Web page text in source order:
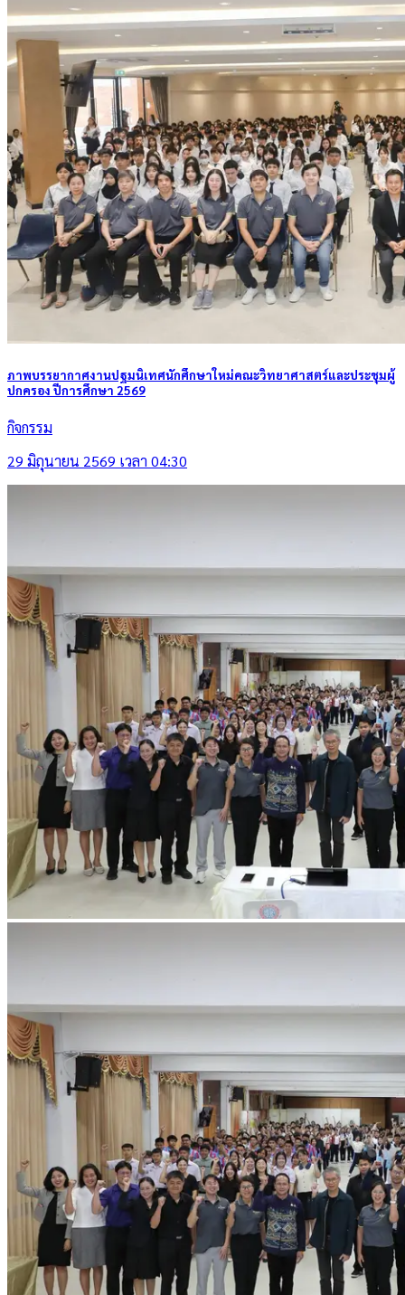
ภาพบรรยากาศงานปฐมนิเทศนักศึกษาใหม่คณะวิทยาศาสตร์และประชุมผู้
ปกครอง ปีการศึกษา 2569
กิจกรรม
29 มิถุนายน 2569 เวลา 04:30